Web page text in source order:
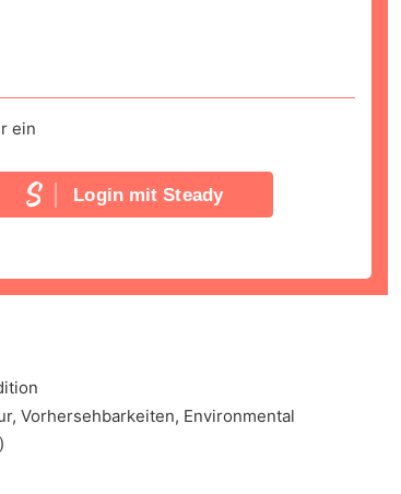
ein
Login mit Steady
Vorhersehbarkeiten, Environmental